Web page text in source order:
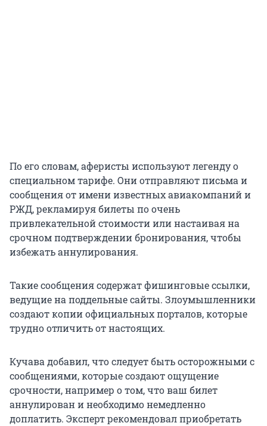
По его словам, аферисты используют легенду о
специальном тарифе. Они отправляют письма и
сообщения от имени известных авиакомпаний и
РЖД, рекламируя билеты по очень
привлекательной стоимости или настаивая на
срочном подтверждении бронирования, чтобы
избежать аннулирования.
Такие сообщения содержат фишинговые ссылки,
ведущие на поддельные сайты. Злоумышленники
создают копии официальных порталов, которые
трудно отличить от настоящих.
Кучава добавил, что следует быть осторожными с
сообщениями, которые создают ощущение
срочности, например о том, что ваш билет
аннулирован и необходимо немедленно
доплатить. Эксперт рекомендовал приобретать